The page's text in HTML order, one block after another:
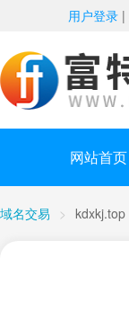
用户登录 |
网站首页
域名交易 > kdxkj.top